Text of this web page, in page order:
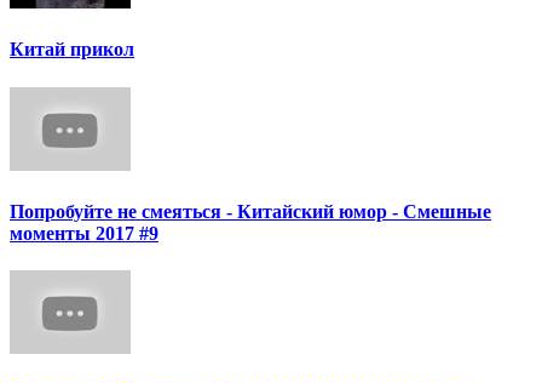
Китай прикол
Попробуйте не смеяться - Китайский юмор - Смешные
моменты 2017 #9